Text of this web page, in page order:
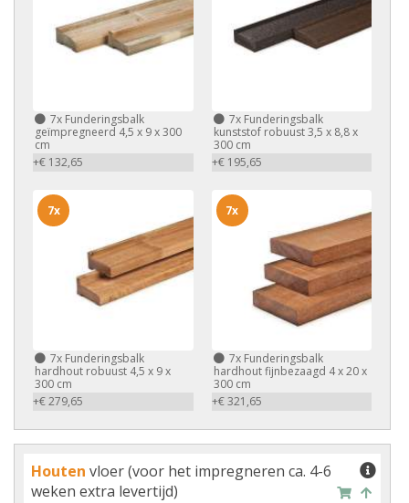
7x Funderingsbalk
geïmpregneerd 4,5 x 9 x 300
cm
+€ 132,65
7xFunderingsbalk
kunststof robuust 3,5 x 8,8 x
300 cm
+€ 195,65
7x Funderingsbalk
hardhout robuust 4,5 x 9 x
300 cm
+€ 279,65
7x
7xFunderingsbalk
hardhout fijnbezaagd 4 x 20 x
300 cm
+€ 321,65
7x
Houten vloer (voor het impregneren ca. 4-6
weken extra levertijd)